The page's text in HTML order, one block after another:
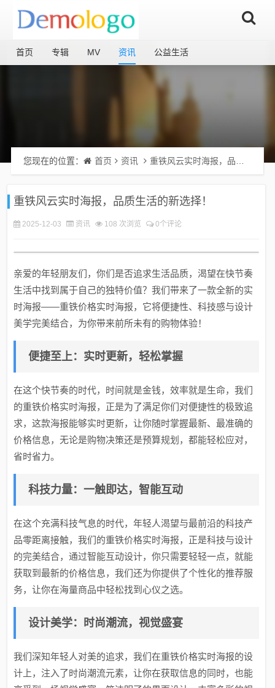
首页 专辑 MV 资讯 公益生活
您现在的位置： 首页 资讯 重铁风云实时海报，品质生活的新选择！
重铁风云实时海报，品质生活的新选择！
2025-12-03 资讯 108 次浏览 0个评论
亲爱的年轻朋友们，你们是否追求生活品质，渴望在快节奏
生活中找到属于自己的独特价值？我们带来了一款全新的实
时海报——重铁价格实时海报，它将便捷性、科技感与设计
美学完美结合，为你带来前所未有的购物体验！
便捷至上：实时更新，轻松掌握
在这个快节奏的时代，时间就是金钱，效率就是生命，我们
的重铁价格实时海报，正是为了满足你们对便捷性的极致追
求，这款海报能够实时更新，让你随时掌握最新、最准确的
价格信息，无论是购物决策还是预算规划，都能轻松应对，
省时省力。
科技力量：一触即达，智能互动
在这个充满科技气息的时代，年轻人渴望与最前沿的科技产
品零距离接触，我们的重铁价格实时海报，正是科技与设计
的完美结合，通过智能互动设计，你只需要轻轻一点，就能
获取到最新的价格信息，我们还为你提供了个性化的推荐服
务，让你在海量商品中轻松找到心仪之选。
设计美学：时尚潮流，视觉盛宴
我们深知年轻人对美的追求，我们在重铁价格实时海报的设
计上，注入了时尚潮流元素，让你在获取信息的同时，也能